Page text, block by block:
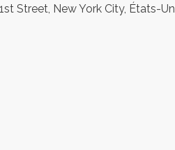
Street, New York City, États-